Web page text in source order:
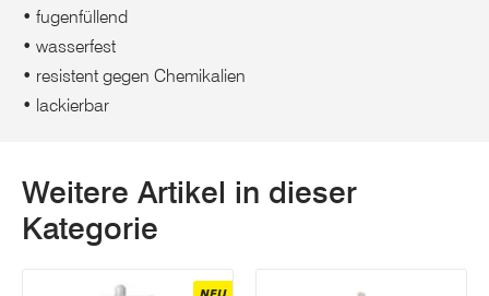
• fugenfüllend
• wasserfest
• resistent gegen Chemikalien
• lackierbar
Weitere Artikel in dieser
Kategorie